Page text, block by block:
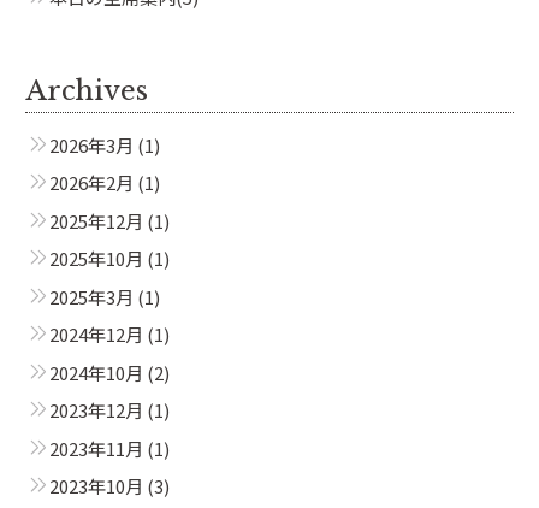
Archives
2026年3月 (1)
2026年2月 (1)
2025年12月 (1)
2025年10月 (1)
2025年3月 (1)
2024年12月 (1)
2024年10月 (2)
2023年12月 (1)
2023年11月 (1)
2023年10月 (3)